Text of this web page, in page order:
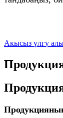
Акысыз үлгү